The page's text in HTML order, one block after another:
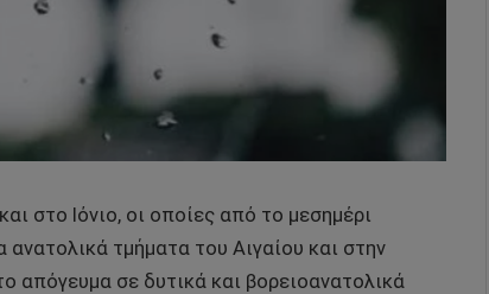
στο Ιόνιο, οι οποίες από το μεσημέρι
τμήματα του Αιγαίου και στην
απόγευμα σε δυτικά και βορειοανατολικά